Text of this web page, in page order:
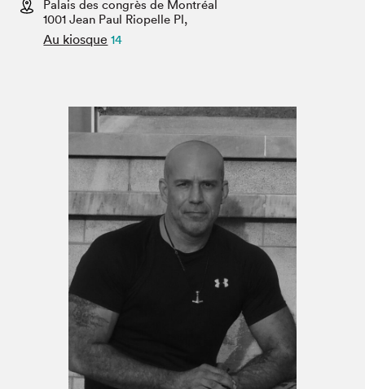
Espace médias
Palais des congrès de Montréal
1001 Jean Paul Riopelle Pl,
Au kiosque 14